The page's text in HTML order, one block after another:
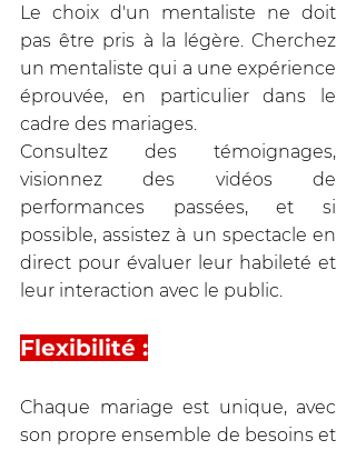
Le choix d'un mentaliste ne doit
pas être pris à la légère. Cherchez
un mentaliste qui a une expérience
éprouvée, en particulier dans le
cadre des mariages.
Consultez des témoignages,
visionnez des vidéos de
performances passées, et si
possible, assistez à un spectacle en
direct pour évaluer leur habileté et
leur interaction avec le public.
Flexibilité :
Chaque mariage est unique, avec
son propre ensemble de besoins et